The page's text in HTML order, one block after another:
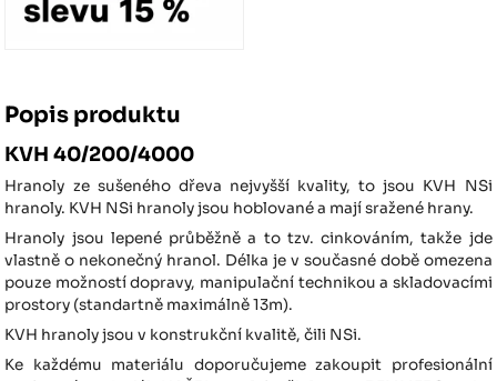
Popis produktu
KVH 40/200/4000
Hranoly ze sušeného dřeva nejvyšší kvality, to jsou KVH NSi
hranoly. KVH NSi hranoly jsou hoblované a mají sražené hrany.
Hranoly jsou lepené průběžně a to tzv. cinkováním, takže jde
vlastně o nekonečný hranol. Délka je v současné době omezena
pouze možností dopravy, manipulační technikou a skladovacími
prostory (standartně maximálně 13m).
KVH hranoly jsou v konstrukční kvalitě, čili NSi.
Ke každému materiálu doporučujeme zakoupit profesionální